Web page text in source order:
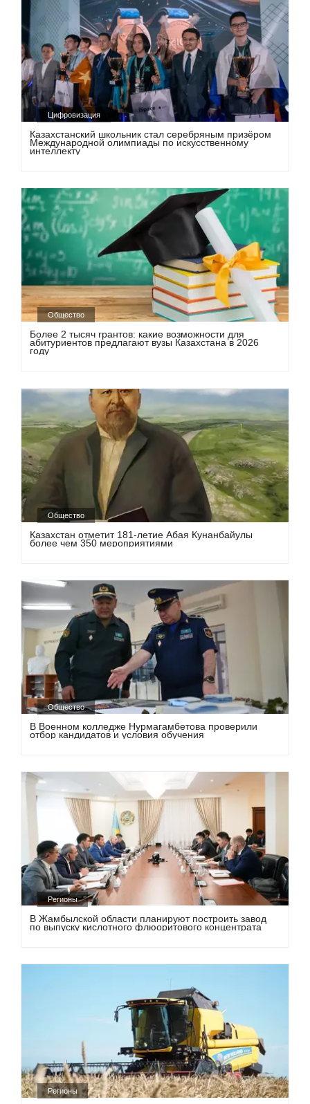
Цифровизация
Казахстанский школьник стал серебряным призёром
Международной олимпиады по искусственному
интеллекту
Общество
Более 2 тысяч грантов: какие возможности для
абитуриентов предлагают вузы Казахстана в 2026
году
Общество
Казахстан отметит 181-летие Абая Кунанбайулы
более чем 350 мероприятиями
Общество
В Военном колледже Нурмагамбетова проверили
отбор кандидатов и условия обучения
Регионы
В Жамбылской области планируют построить завод
по выпуску кислотного флюоритового концентрата
Регионы